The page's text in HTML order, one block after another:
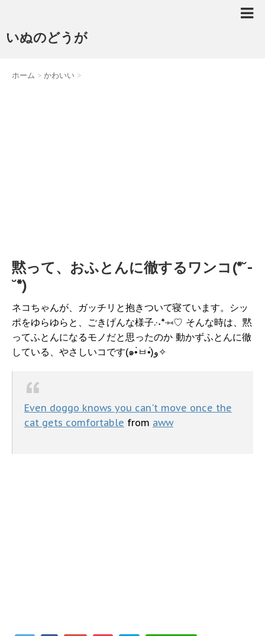
いぬのどうが
ホーム > かわいい >
黙って、おふとんに徹するワンコ(*˘-
˘*)
ネコちゃんが、ガッチリと抱きついて寝ています。シッ
ポをゆらゆらと、ごきげんな様子.·˖*·⑅♡ そんな時は、黙
ってふとんになるモノだと思ったのか 動かずふとんに徹
している、やさしいコです(๑•̀ㅂ•́)و✧
Even doggo knows you can't move once the
cat gets comfortable from aww